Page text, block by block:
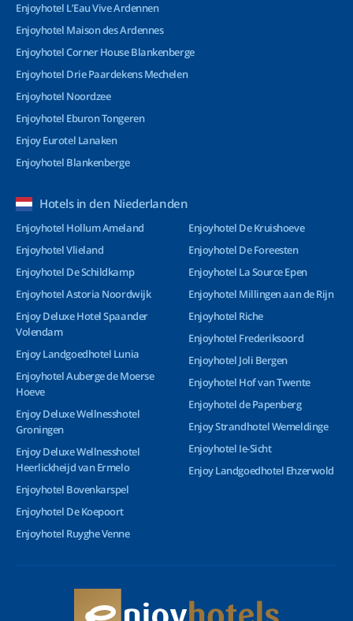
Enjoyhotel L’Eau Vive Ardennen
Enjoyhotel Maison des Ardennes
Enjoyhotel Corner House Blankenberge
Enjoyhotel Drie Paardekens Mechelen
Enjoyhotel Noordzee
Enjoyhotel Eburon Tongeren
Enjoy Eurotel Lanaken
Enjoyhotel Blankenberge
Hotels in den Niederlanden
Enjoyhotel Hollum Ameland
Enjoyhotel Vlieland
Enjoyhotel De Schildkamp
Enjoyhotel Astoria Noordwijk
Enjoy Deluxe Hotel Spaander
Volendam
Enjoy Landgoedhotel Lunia
Enjoyhotel Auberge de Moerse
Hoeve
Enjoy Deluxe Wellnesshotel
Groningen
Enjoy Deluxe Wellnesshotel
Heerlickheijd van Ermelo
Enjoyhotel Bovenkarspel
Enjoyhotel De Koepoort
Enjoyhotel Ruyghe Venne
Enjoyhotel De Kruishoeve
Enjoyhotel De Foreesten
Enjoyhotel La Source Epen
Enjoyhotel Millingen aan de Rijn
Enjoyhotel Riche
Enjoyhotel Frederiksoord
Enjoyhotel Joli Bergen
Enjoyhotel Hof van Twente
Enjoyhotel de Papenberg
Enjoy Strandhotel Wemeldinge
Enjoyhotel Ie-Sicht
Enjoy Landgoedhotel Ehzerwold